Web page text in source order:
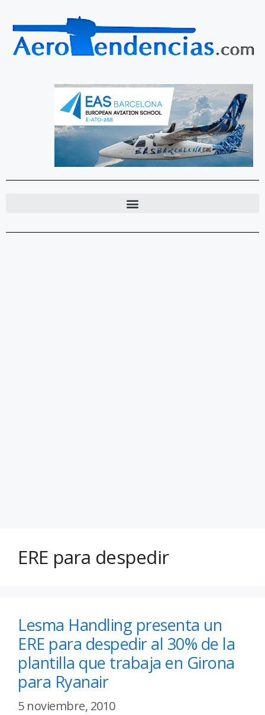
ERE para despedir
Lesma Handling presenta un
ERE para despedir al 30% de la
plantilla que trabaja en Girona
para Ryanair
5 noviembre, 2010